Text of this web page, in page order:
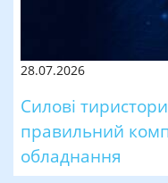
28.07.2026
Силові
правильний
обладнання